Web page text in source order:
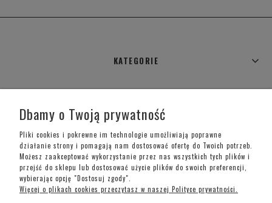
KATEGORIE
MOJE KONTO
INFORMACJE O SKLEPIE
Dbamy o Twoją prywatność
Pliki cookies i pokrewne im technologie umożliwiają poprawne
działanie strony i pomagają nam dostosować ofertę do Twoich potrzeb.
Możesz zaakceptować wykorzystanie przez nas wszystkich tych plików i
przejść do sklepu lub dostosować użycie plików do swoich preferencji,
wybierając opcję "Dostosuj zgody".
Więcej o plikach cookies przeczytasz w naszej Polityce prywatności.